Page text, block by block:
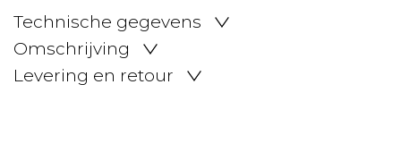
Technische gegevens
Omschrijving
Levering en retour